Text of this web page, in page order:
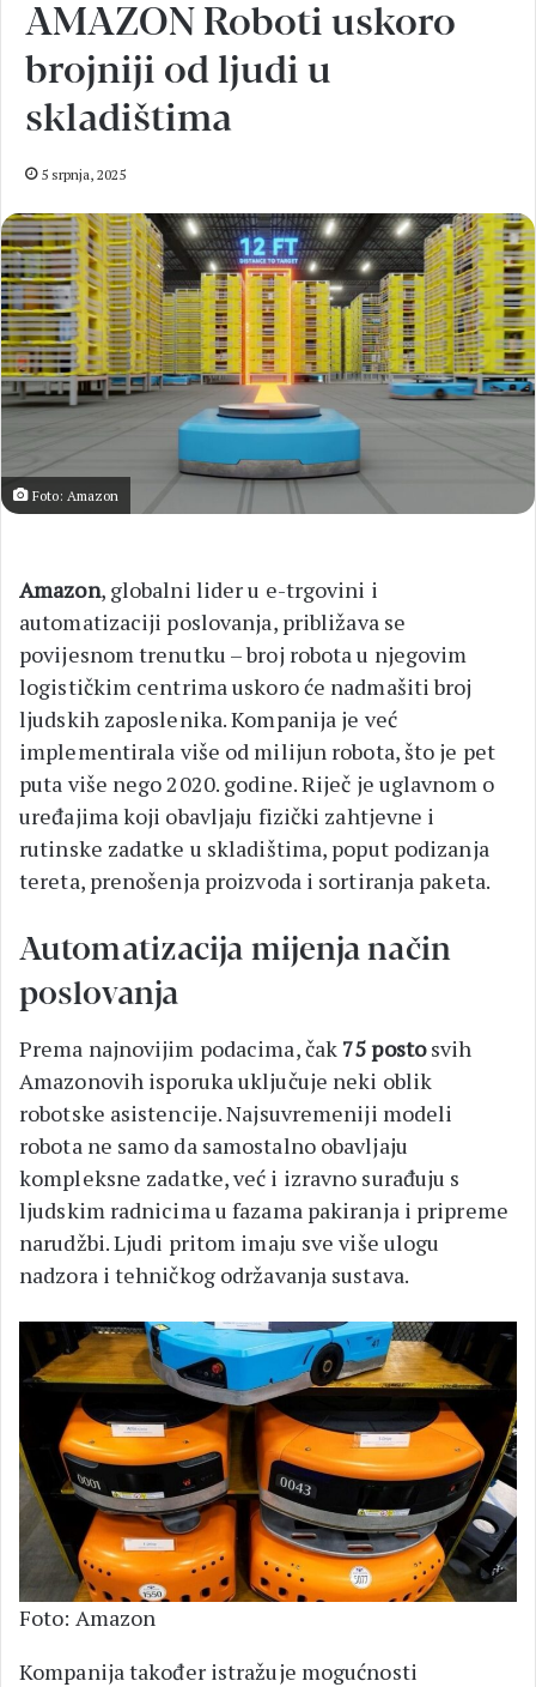
AMAZON Roboti uskoro
brojniji od ljudi u
skladištima
5 srpnja, 2025
Foto: Amazon
Amazon, globalni lider u e-trgovini i
automatizaciji poslovanja, približava se
povijesnom trenutku – broj robota u njegovim
logističkim centrima uskoro će nadmašiti broj
ljudskih zaposlenika. Kompanija je već
implementirala više od milijun robota, što je pet
puta više nego 2020. godine. Riječ je uglavnom o
uređajima koji obavljaju fizički zahtjevne i
rutinske zadatke u skladištima, poput podizanja
tereta, prenošenja proizvoda i sortiranja paketa.
Automatizacija mijenja način
poslovanja
Prema najnovijim podacima, čak 75 postosvih
Amazonovih isporuka uključuje neki oblik
robotske asistencije. Najsuvremeniji modeli
robota ne samo da samostalno obavljaju
kompleksne zadatke, već i izravno surađuju s
ljudskim radnicima u fazama pakiranja i pripreme
narudžbi. Ljudi pritom imaju sve više ulogu
nadzora i tehničkog održavanja sustava.
Foto: Amazon
Kompanija također istražuje mogućnosti